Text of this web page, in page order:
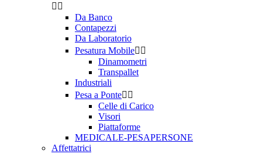
 
Da Banco
Contapezzi
Da Laboratorio
Pesatura Mobile 
Dinamometri
Transpallet
Industriali
Pesa a Ponte 
Celle di Carico
Visori
Piattaforme
MEDICALE-PESAPERSONE
Affettatrici